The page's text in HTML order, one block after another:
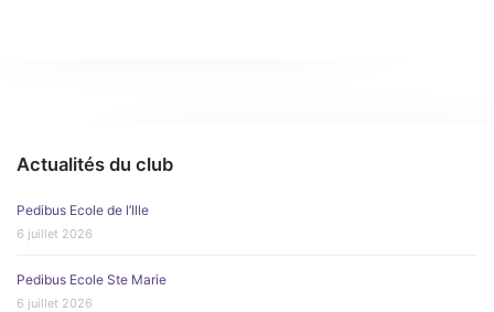
Actualités du club
Pedibus Ecole de l’Ille
6 juillet 2026
Pedibus Ecole Ste Marie
6 juillet 2026